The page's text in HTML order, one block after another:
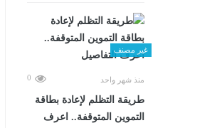
غير مصنف
منذ شهر واحد 0
طريقة التظلم لإعادة بطاقة
التموين المتوقفة.. اعرف